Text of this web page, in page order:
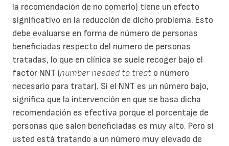
la recomendación de no comerlo) tiene un efecto
significativo en la reducción de dicho problema. Esto
debe evaluarse en forma de número de personas
beneficiadas respecto del numero de personas
tratadas, lo que en clínica se suele recoger bajo el
factor NNT (number needed to treat o número
necesario para tratar). Si el NNT es un número bajo,
significa que la intervención en que se basa dicha
recomendación es efectiva porque el porcentaje de
personas que salen beneficiadas es muy alto. Pero si
usted está tratando a un número muy elevado de